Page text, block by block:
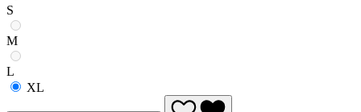
S
M
L
XL